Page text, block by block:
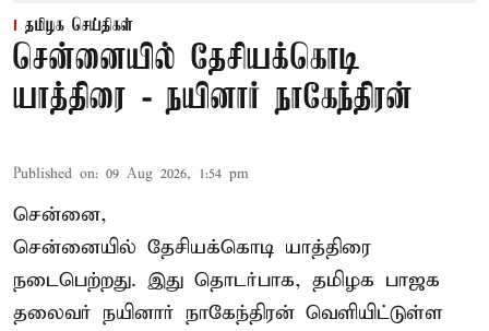
தமிழக செய்திகள்
சென்னையில் தேசியக்கொடி
யாத்திரை - நயினார் நாகேந்திரன்
Published on: 09 Aug 2026, 1:54 pm
சென்னை,
சென்னையில் தேசியக்கொடி யாத்திரை
நடைபெற்றது. இது தொடர்பாக, தமிழக பாஜக
தலைவர் நயினார் நாகேந்திரன் வெளியிட்டுள்ள